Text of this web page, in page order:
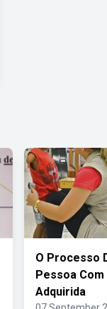
O Processo
Pessoa
Adquirida